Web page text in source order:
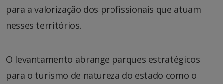
para a valorização dos profissionais que atuam
nesses territórios.
O levantamento abrange parques estratégicos
para o turismo de natureza do estado como o